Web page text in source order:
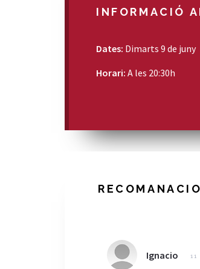
INFORMACIÓ
Dates: Dimarts 9 de juny
Horari: A les 20:30h
Ignacio